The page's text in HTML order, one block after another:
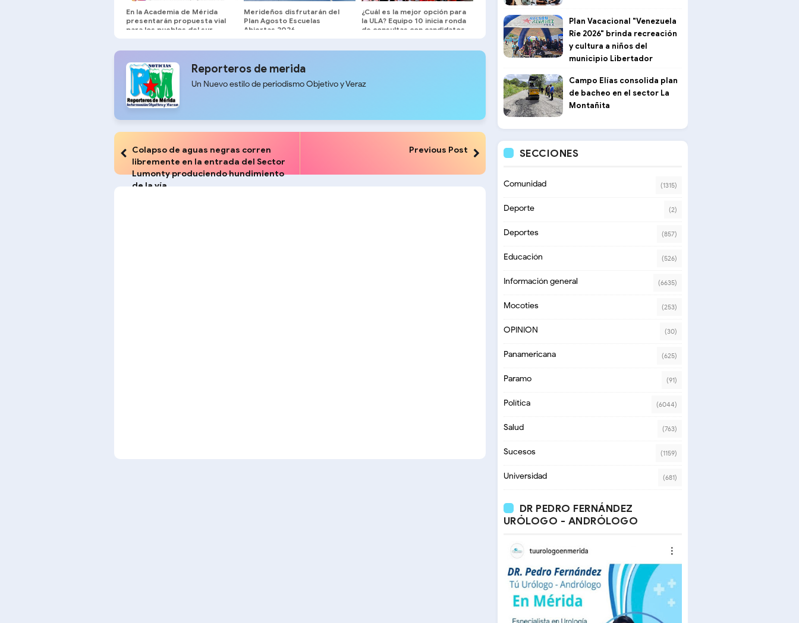
En la Academia de Mérida
presentarán propuesta vial
para los pueblos del sur
Merideños disfrutarán del
Plan Agosto Escuelas
Abiertas 2026
¿Cuál es la mejor opción para
la ULA? Equipo 10 inicia ronda
de consultas con candidatos
Reporteros de merida
Un Nuevo estilo de periodismo Objetivo y Veraz
Colapso de aguas negras corren
libremente en la entrada del Sector
Lumonty produciendo hundimiento
de la vía
Previous Post
Plan Vacacional "Venezuela
Ríe 2026" brinda recreación
y cultura a niños del
municipio Libertador
Campo Elías consolida plan
de bacheo en el sector La
Montañita
SECCIONES
Comunidad (1315)
Deporte (2)
Deportes (857)
Educación (526)
Información general (6635)
Mocoties (253)
OPINION (30)
Panamericana (625)
Paramo (91)
Política (6044)
Salud (763)
Sucesos (1159)
Universidad (681)
DR PEDRO FERNÁNDEZ
URÓLOGO - ANDRÓLOGO